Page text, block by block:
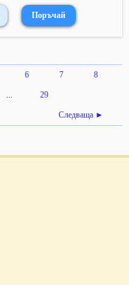
6 7 8
... 29
Следваща ►